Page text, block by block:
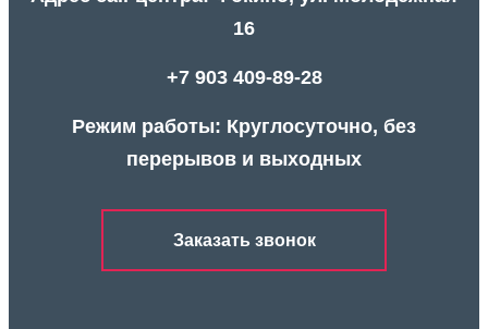
16
+7 903 409-89-28
Режим работы: Круглосуточно, без
перерывов и выходных
Заказать звонок